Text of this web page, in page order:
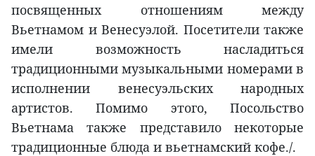
посвященных отношениям между
Вьетнамом и Венесуэлой. Посетители также
имели возможность насладиться
традиционными музыкальными номерами в
исполнении венесуэльских народных
артистов. Помимо этого, Посольство
Вьетнама также представило некоторые
традиционные блюда и вьетнамский кофе./.